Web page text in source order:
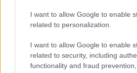
I want to allow Google to enable
related to personalization.
I want to allow Google to enable
related to security, including
functionality and fraud
Την ανησυχία της για
εξέφρασε η
«Εκφράζουμε την ανησυχία
γεγονός ότι ειρηνικοί
κοινωνίας των πολιτών,